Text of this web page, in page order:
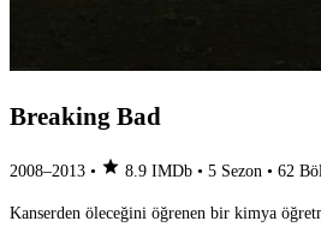
Breaking Bad
2008–2013 • star 8.9 IMDb • 5 Sezon • 62
Kanserden öleceğini öğrenen bir kimya